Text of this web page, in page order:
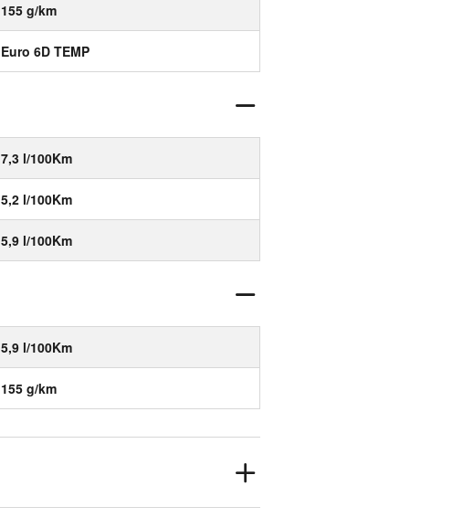
155 g/km
Euro 6D TEMP
7,3 l/100Km
5,2 l/100Km
5,9 l/100Km
5,9 l/100Km
155 g/km